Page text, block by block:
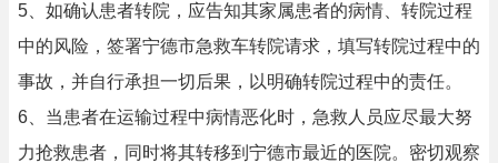
5、如确认患者转院，应告知其家属患者的病情、转院过程
中的风险，签署宁德市急救车转院请求，填写转院过程中的
事故，并自行承担一切后果，以明确转院过程中的责任。
6、当患者在运输过程中病情恶化时，急救人员应尽最大努
力抢救患者，同时将其转移到宁德市最近的医院。密切观察